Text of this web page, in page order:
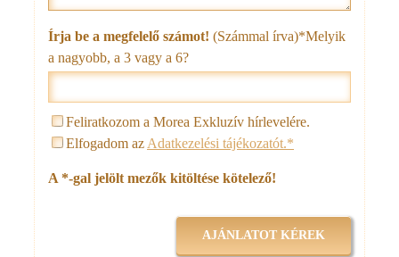
Írja be a megfelelő számot! (Számmal írva)*Melyik
a nagyobb, a 3 vagy a 6?
Feliratkozom a Morea Exkluzív hírlevelére.
Elfogadom az Adatkezelési tájékozatót.*
A *-gal jelölt mezők kitöltése kötelező!